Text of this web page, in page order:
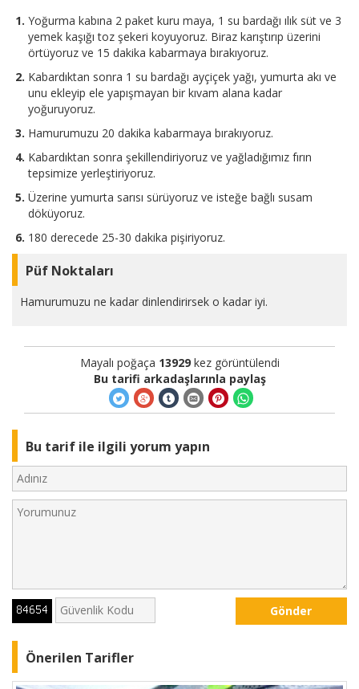
Yoğurma kabına 2 paket kuru maya, 1 su bardağı ılık süt ve 3
yemek kaşığı toz şekeri koyuyoruz. Biraz karıştırıp üzerini
örtüyoruz ve 15 dakika kabarmaya bırakıyoruz.
Kabardıktan sonra 1 su bardağı ayçiçek yağı, yumurta akı ve
unu ekleyip ele yapışmayan bir kıvam alana kadar
yoğuruyoruz.
Hamurumuzu 20 dakika kabarmaya bırakıyoruz.
Kabardıktan sonra şekillendiriyoruz ve yağladığımız fırın
tepsimize yerleştiriyoruz.
Üzerine yumurta sarısı sürüyoruz ve isteğe bağlı susam
döküyoruz.
180 derecede 25-30 dakika pişiriyoruz.
Püf Noktaları
Hamurumuzu ne kadar dinlendirirsek o kadar iyi.
Mayalı poğaça 13929kez görüntülendi
Bu tarifi arkadaşlarınla paylaş
Bu tarif ile ilgili yorum yapın
Gönder
Önerilen Tarifler